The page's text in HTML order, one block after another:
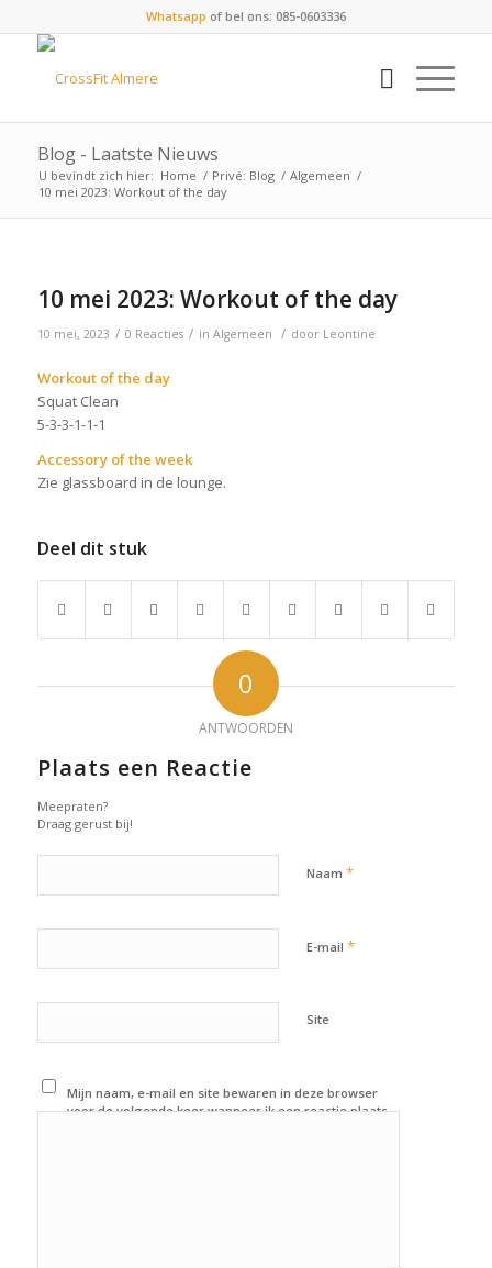
Whatsapp of bel ons: 085-0603336
Blog - Laatste Nieuws
U bevindt zich hier: Home / Privé: Blog / Algemeen /
10 mei 2023: Workout of the day
10 mei 2023: Workout of the day
10 mei, 2023 / 0 Reacties / in Algemeen / door Leontine
Workout of the day
Squat Clean
5-3-3-1-1-1
Accessory of the week
Zie glassboard in de lounge.
Deel dit stuk
0
ANTWOORDEN
Plaats een Reactie
Meepraten?
Draag gerust bij!
Naam *
E-mail *
Site
Mijn naam, e-mail en site bewaren in deze browser
voor de volgende keer wanneer ik een reactie plaats.